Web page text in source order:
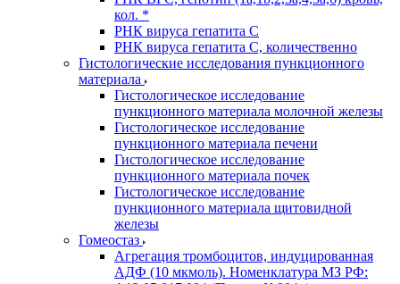
кол. *
РНК вируса гепатита C
РНК вируса гепатита C, количественно
Гистологические исследования пункционного
материала
Гистологическое исследование
пункционного материала молочной железы
Гистологическое исследование
пункционного материала печени
Гистологическое исследование
пункционного материала почек
Гистологическое исследование
пункционного материала щитовидной
железы
Гомеостаз
Агрегация тромбоцитов, индуцированная
АДФ (10 мкмоль). Номенклатура МЗ РФ: